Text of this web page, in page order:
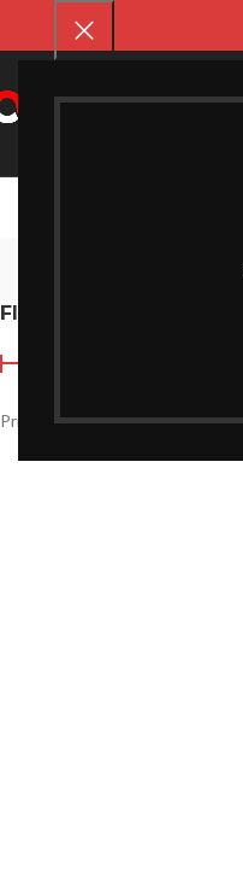
FILTER BY PRICE
Prix : 2.700 د.ج—29.200 د.ج